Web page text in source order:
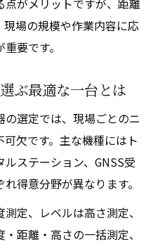
がメリットですが、距離
場の規模や作業内容に応
要です。
ぶ最適な一台とは
選定では、現場ごとのニ
欠です。主な機種にはト
ステーション、GNSS受
得意分野が異なります。
定、レベルは高さ測定、
距離・高さの一括測定、